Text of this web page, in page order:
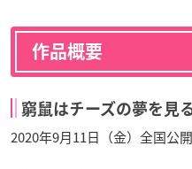
作品概要
窮鼠はチーズの夢を見
2020年9月11日（金）全国公開